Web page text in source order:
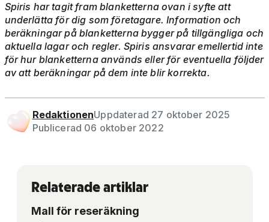
Spiris har tagit fram blanketterna ovan i syfte att
underlätta för dig som företagare. Information och
beräkningar på blanketterna bygger på tillgängliga och
aktuella lagar och regler. Spiris ansvarar emellertid inte
för hur blanketterna används eller för eventuella följder
av att beräkningar på dem inte blir korrekta.
RedaktionenUppdaterad 27 oktober 2025
Publicerad 06 oktober 2022
Relaterade artiklar
Mall för reseräkning